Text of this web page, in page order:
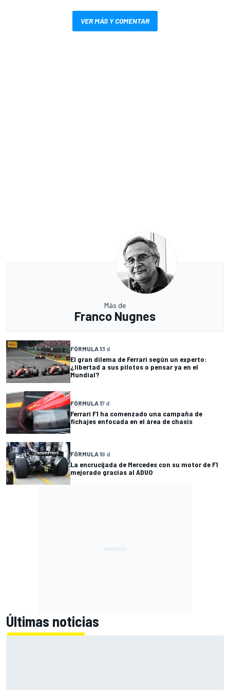
VER MÁS Y COMENTAR
Más de
Franco Nugnes
FÓRMULA 13 d
El gran dilema de Ferrari según un experto:
¿libertad a sus pilotos o pensar ya en el
Mundial?
FÓRMULA 17 d
Ferrari F1 ha comenzado una campaña de
fichajes enfocada en el área de chasis
FÓRMULA 19 d
La encrucijada de Mercedes con su motor de F1
mejorado gracias al ADUO
Últimas noticias